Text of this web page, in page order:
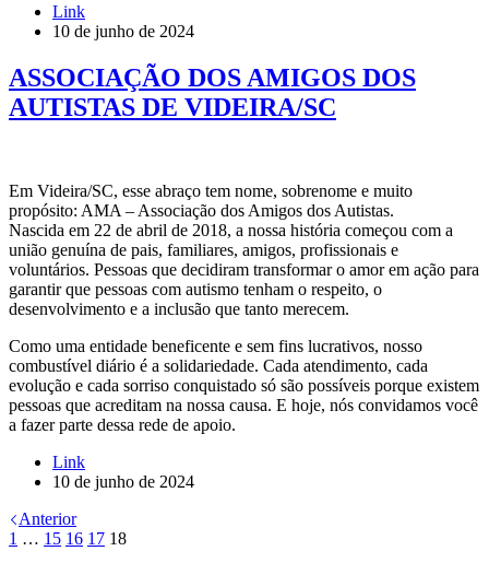
Link
10 de junho de 2024
ASSOCIAÇÃO DOS AMIGOS DOS
AUTISTAS DE VIDEIRA/SC
Em Videira/SC, esse abraço tem nome, sobrenome e muito
propósito: AMA – Associação dos Amigos dos Autistas.
Nascida em 22 de abril de 2018, a nossa história começou com a
união genuína de pais, familiares, amigos, profissionais e
voluntários. Pessoas que decidiram transformar o amor em ação para
garantir que pessoas com autismo tenham o respeito, o
desenvolvimento e a inclusão que tanto merecem.
Como uma entidade beneficente e sem fins lucrativos, nosso
combustível diário é a solidariedade. Cada atendimento, cada
evolução e cada sorriso conquistado só são possíveis porque existem
pessoas que acreditam na nossa causa. E hoje, nós convidamos você
a fazer parte dessa rede de apoio.
Link
10 de junho de 2024
Anterior
1 … 15 16 17 18